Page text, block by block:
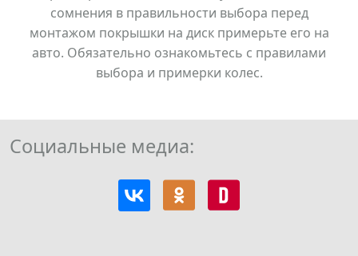
сомнения в правильности выбора перед
монтажом покрышки на диск примерьте его на
авто. Обязательно ознакомьтесь с правилами
выбора и примерки колес.
Социальные медиа: